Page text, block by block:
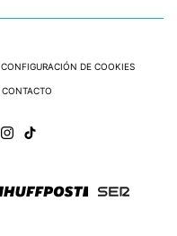
CONFIGURACIÓN DE COOKIES
CONTACTO